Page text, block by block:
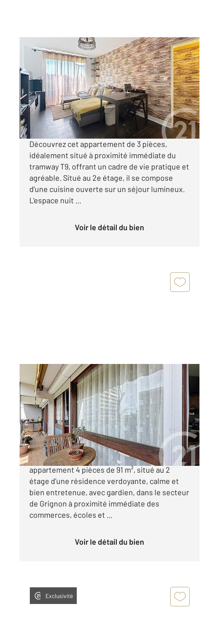
THIAIS 94
52,21 m , 3 pièces
Ref : 27511
Appartement F3 à vendre
189 500 €
Visiter le site dédié
Découvrez cet appartement de 3 pièces,
idéalement situé à proximité immédiate du
tramway T9, offrant un cadre de vie pratique et
agréable. Situé au 2e étage, il se compose
d'une cuisine ouverte sur un séjour lumineux.
L'espace nuit ...
Voir le détail du bien
THIAIS 94
91,13 m2 , 4 pièces
Ref : 27345
Appartement F4 à vendre
249 000 €
Notre agence Century 21 vous propose ce bel
appartement 4 pièces de 91 m², situé au 2
étage d'une résidence verdoyante, calme et
bien entretenue, avec gardien, dans le secteur
de Grignon à proximité immédiate des
commerces, écoles et ...
Voir le détail du bien
Exclusivité